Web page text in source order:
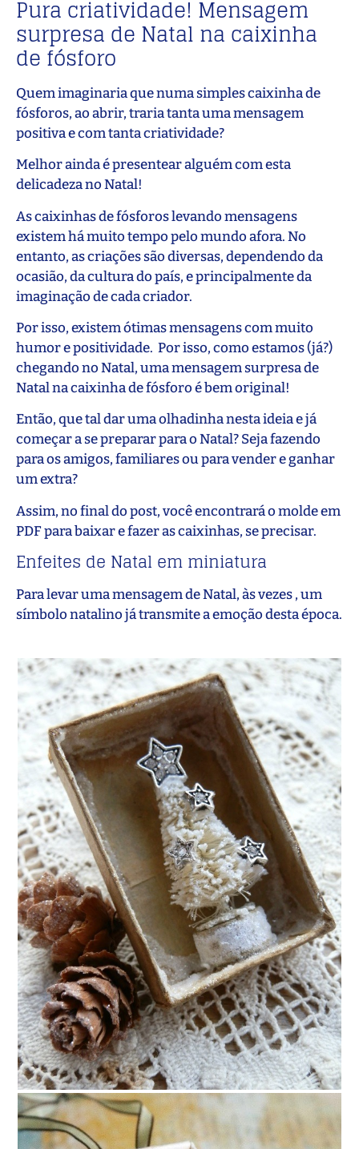
Pura criatividade! Mensagem
surpresa de Natal na caixinha
de fósforo
Quem imaginaria que numa simples caixinha de
fósforos, ao abrir, traria tanta uma mensagem
positiva e com tanta criatividade?
Melhor ainda é presentear alguém com esta
delicadeza no Natal!
As caixinhas de fósforos levando mensagens
existem há muito tempo pelo mundo afora. No
entanto, as criações são diversas, dependendo da
ocasião, da cultura do país, e principalmente da
imaginação de cada criador.
Por isso, existem ótimas mensagens com muito
humor e positividade. Por isso, como estamos (já?)
chegando no Natal, uma mensagem surpresa de
Natal na caixinha de fósforo é bem original!
Então, que tal dar uma olhadinha nesta ideia e já
começar a se preparar para o Natal? Seja fazendo
para os amigos, familiares ou para vender e ganhar
um extra?
Assim, no final do post, você encontrará o molde em
PDF para baixar e fazer as caixinhas, se precisar.
Enfeites de Natal em miniatura
Para levar uma mensagem de Natal, às vezes , um
símbolo natalino já transmite a emoção desta época.